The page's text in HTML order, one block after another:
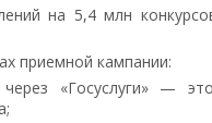
на 5,4 млн
приемной кампании:
через «Госуслуги» —